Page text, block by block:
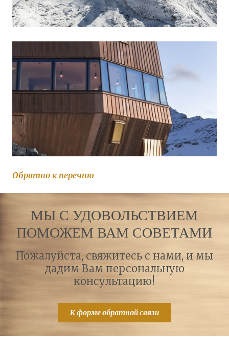
Обратно к перечню
МЫ С УДОВОЛЬСТВИЕМ
ПОМОЖЕМ ВАМ СОВЕТАМИ
Пожалуйста, свяжитесь с нами, и мы
дадим Вам персональную
консультацию!
К форме обратной связи